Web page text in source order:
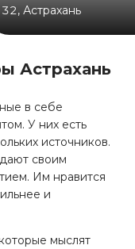
32, Астрахань
Астрахань
в себе
У них есть
источников.
своим
Им нравится
и
мыслят